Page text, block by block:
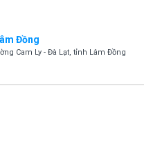
Đồng
Cam Ly - Đà Lạt, tỉnh Lâm Đồng